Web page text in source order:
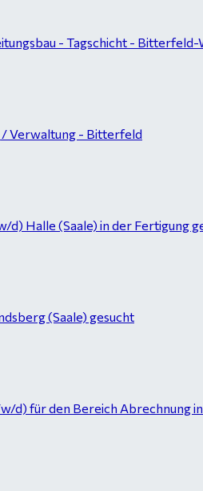
- Tagschicht - Bitterfeld-
Verwaltung - Bitterfeld
Halle (Saale) in der Fertigung
(Saale) gesucht
d) für den Bereich Abrechnung